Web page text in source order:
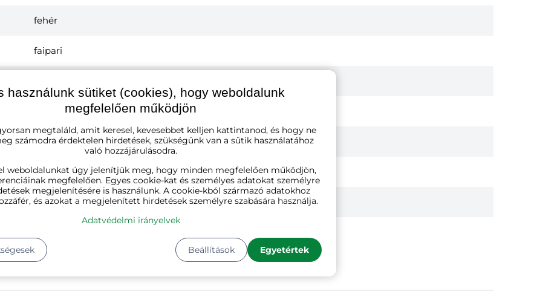
fehér
faipari
35 cm
1
15Kg
Szélesség:
Magasság:
Súly:
használunk sütiket (cookies), hogy weboldalunk
megfelelően működjön
megtaláld, amit keresel, kevesebbet kelljen kattintanod, és hogy ne
számodra érdektelen hirdetések, szükségünk van a sütik használatához
való hozzájárulásodra.
weboldalunkat úgy jelenítjük meg, hogy minden megfelelően működjön,
megfelelően. Egyes cookie-kat és személyes adatokat személyre
megjelenítésére is használunk. A cookie-kból származó adatokhoz
és azokat a megjelenített hirdetések személyre szabására használja.
Adatvédelmi irányelvek
Beállítások Egyetértek